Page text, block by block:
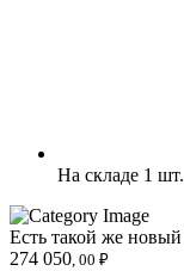
На складе 1 шт.
Есть такой же новый
274 050, 00 ₽